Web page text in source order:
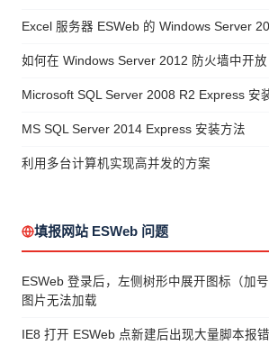
Excel 服务器 ESWeb 的 Windows Server
如何在 Windows Server 2012 防火墙中开
Microsoft SQL Server 2008 R2 Express 安
MS SQL Server 2014 Express 安装方法
利用多台计算机实现高并发的方案
填报网站 ESWeb 问题
ESWeb 登录后，左侧树形中展开图标（加
图片无法加载
IE8 打开 ESWeb 点新建后出现大量脚本报